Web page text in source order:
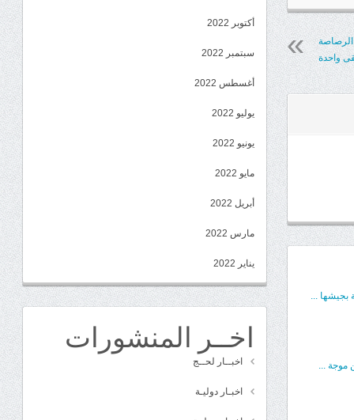
الرصاصة
واحدة
بجيشها ...
...
أكتوبر 2022
سبتمبر 2022
أغسطس 2022
يوليو 2022
يونيو 2022
مايو 2022
أبريل 2022
مارس 2022
يناير 2022
اخــر المنشورات
اخبــار لحــج
اخبـار دوليـة